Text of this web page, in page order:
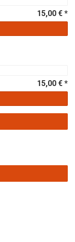
15,00 € *
15,00 € *